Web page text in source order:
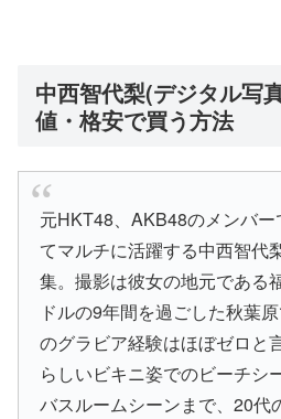
中西智代梨(デジタル写
値・格安で買う方法
元HKT48、AKB48のメンバ
てマルチに活躍する中西智代
集。撮影は彼女の地元である
ドルの9年間を過ごした秋葉
のグラビア経験はほぼゼロと
らしいビキニ姿でのビーチシ
バスルームシーンまで、20代